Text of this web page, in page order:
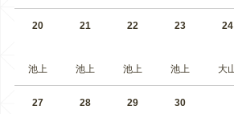
20
池上
21
池上
22
池上
23
池上
24
大
27 28 29 30